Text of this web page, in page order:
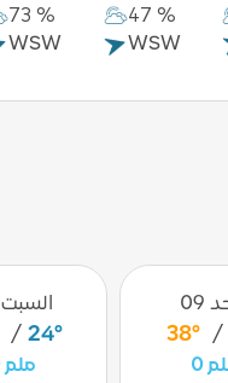
73 %
WSW
47 %
WSW
السبت 08
/24°
0 ملم
09
38°